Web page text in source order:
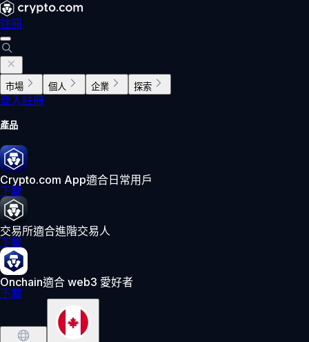
註冊
市場 個人 企業 探索
登入註冊
產品
Crypto.com App適合日常用戶
下載
交易所適合進階交易人
下載
Onchain適合 web3 愛好者
下載